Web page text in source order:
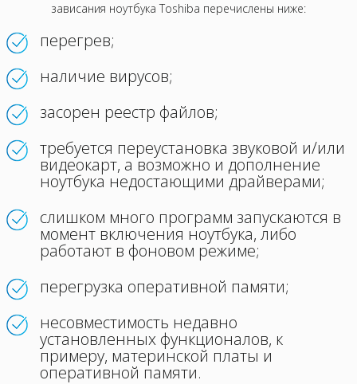
зависания ноутбука Toshiba перечислены ниже:
перегрев;
наличие вирусов;
засорен реестр файлов;
требуется переустановка звуковой и/или
видеокарт, а возможно и дополнение
ноутбука недостающими драйверами;
слишком много программ запускаются в
момент включения ноутбука, либо
работают в фоновом режиме;
перегрузка оперативной памяти;
несовместимость недавно
установленных функционалов, к
примеру, материнской платы и
оперативной памяти.